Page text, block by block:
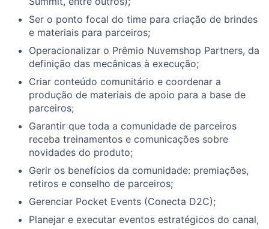
Ser o ponto focal do time para criação de brindes
e materiais para parceiros;
Operacionalizar o Prêmio Nuvemshop Partners, da
definição das mecânicas à execução;
Criar conteúdo comunitário e coordenar a
produção de materiais de apoio para a base de
parceiros;
Garantir que toda a comunidade de parceiros
receba treinamentos e comunicações sobre
novidades do produto;
Gerir os benefícios da comunidade: premiações,
retiros e conselho de parceiros;
Gerenciar Pocket Events (Conecta D2C);
Planejar e executar eventos estratégicos do canal,